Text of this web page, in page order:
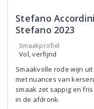
Stefano
Stefano 2023
Smaakprofiel
Vol, verfijnd
Smaakvolle rode wijn
met nuances van
smaak zet sappig en
in de afdronk.